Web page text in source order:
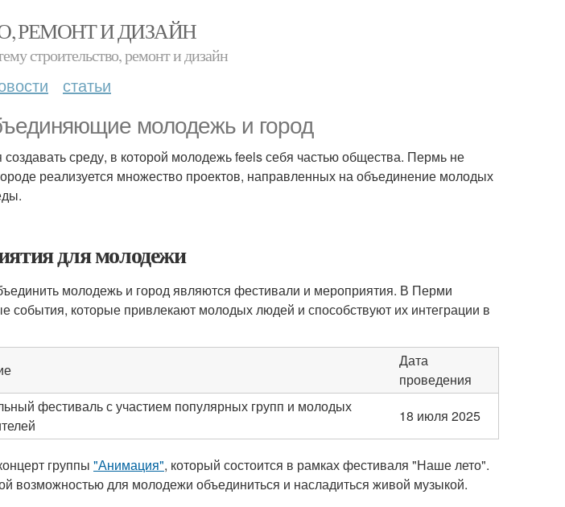
РЕМОНТ И ДИЗАЙН
строительство, ремонт и дизайн
статьи
молодежь и город
среду, в которой молодежь feels себя частью общества. Пермь не
реализуется множество проектов, направленных на объединение молодых
для молодежи
молодежь и город являются фестивали и мероприятия. В Перми
события, которые привлекают молодых людей и способствуют их интеграции в
Дата
проведения
фестиваль с участием популярных групп и молодых
18 июля 2025
группы "Анимация", который состоится в рамках фестиваля "Наше лето".
возможностью для молодежи объединиться и насладиться живой музыкой.